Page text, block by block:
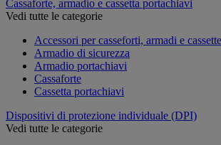
Cassaforte, armadio e cassetta portachiavi
Vedi tutte le categorie
Accessori per casseforti, armadi e
Armadio di sicurezza
Armadio portachiavi
Cassaforte
Cassetta portachiavi
Dispositivi di protezione individuale (DPI)
Vedi tutte le categorie